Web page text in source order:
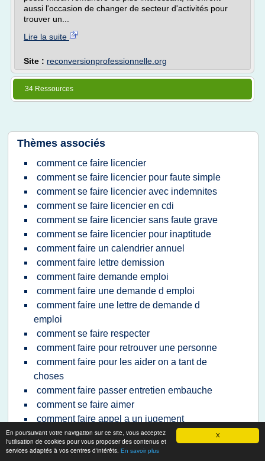
X
En poursuivant votre navigation sur ce site, vous acceptez
l'utilisation de cookies pour vous proposer des contenus et
services adaptés à vos centres d'intérêts. En savoir plus
aussi l'occasion de changer de secteur d'activités pour
trouver un...
Lire la suite
Site : reconversionprofessionnelle.org
34 Ressources
Thèmes associés
comment ce faire licencier
comment se faire licencier pour faute simple
comment se faire licencier avec indemnites
comment se faire licencier en cdi
comment se faire licencier sans faute grave
comment se faire licencier pour inaptitude
comment faire un calendrier annuel
comment faire lettre demission
comment faire demande emploi
comment faire une demande d emploi
comment faire une lettre de demande d
emploi
comment se faire respecter
comment faire pour retrouver une personne
comment faire pour les aider on a tant de
choses
comment faire passer entretien embauche
comment se faire aimer
comment faire appel a un jugement
comment faire pour rechercher une personne
comment faire devis gratuit travail